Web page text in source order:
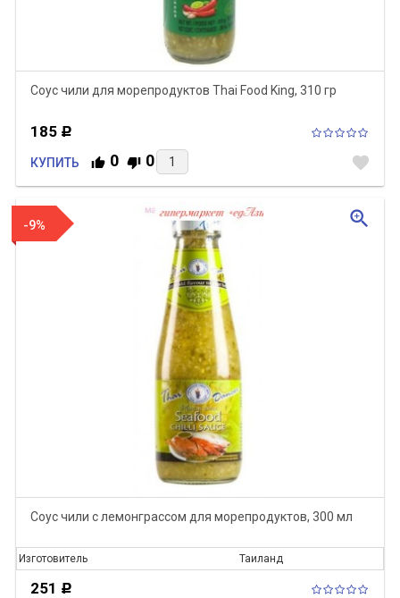
Соус чили для морепродуктов Thai Food King, 310 гр
185 Р
КУПИТЬ 0 0 favorite
-9%
Соус чили с лемонграссом для морепродуктов, 300 мл
Изготовитель Таиланд
251 Р
zoom_in